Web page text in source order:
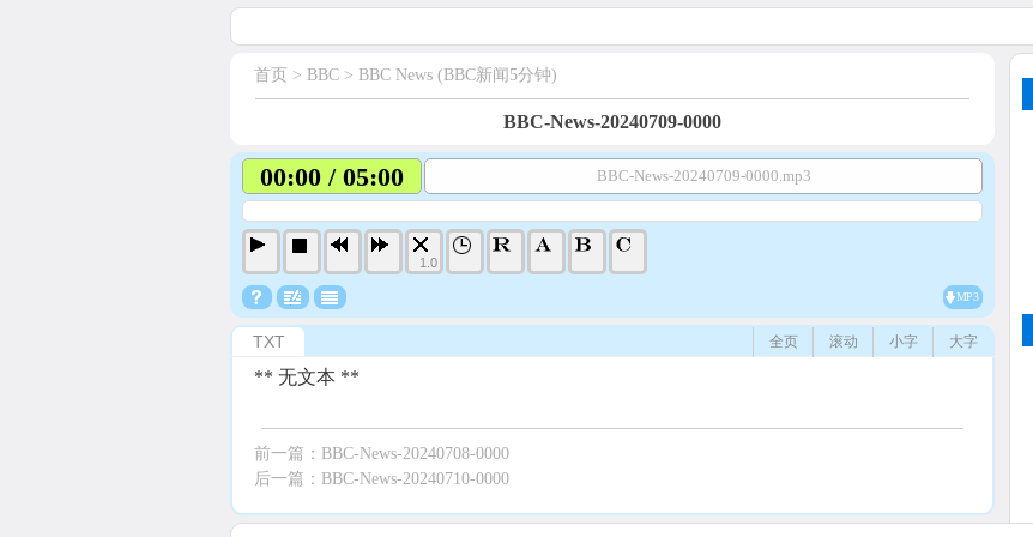
首页 > BBC > BBC News (BBC新闻5分钟)
BBC-News-20240709-0000
00:00 / 05:00 BBC-News-20240709-0000.mp3
1.0
MP3
TXT 大字
小字
滚动
全页
** 无文本 **
前一篇： BBC-News-20240708-0000
后一篇： BBC-News-20240710-0000